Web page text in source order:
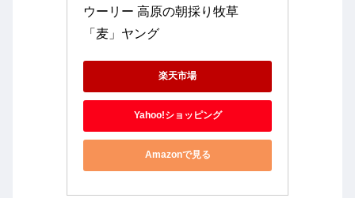
ウーリー 高原の朝採り牧草
「麦」ヤング
楽天市場
Yahoo!ショッピング
Amazonで見る